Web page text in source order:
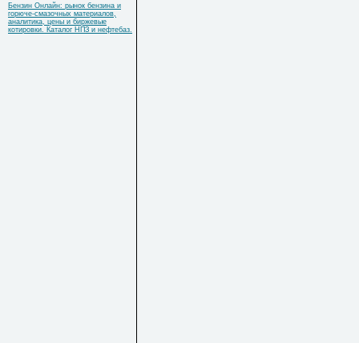
Бензин Онлайн: рынок бензина и
горюче-смазочных материалов,
аналитика, цены и биржевые
котировки. Каталог НПЗ и нефтебаз.